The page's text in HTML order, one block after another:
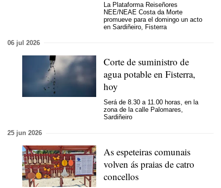
La Plataforma Reiseñores
NEE/NEAE Costa da Morte
promueve para el domingo un acto
en Sardiñeiro, Fisterra
06 jul 2026
Corte de suministro de
agua potable en Fisterra,
hoy
Será de 8.30 a 11.00 horas, en la
zona de la calle Palomares,
Sardiñeiro
25 jun 2026
As espeteiras comunais
volven ás praias de catro
concellos